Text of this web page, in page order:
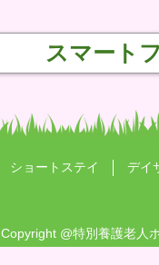
スマート
ショートステイ デイ
Copyright @特別養護老人